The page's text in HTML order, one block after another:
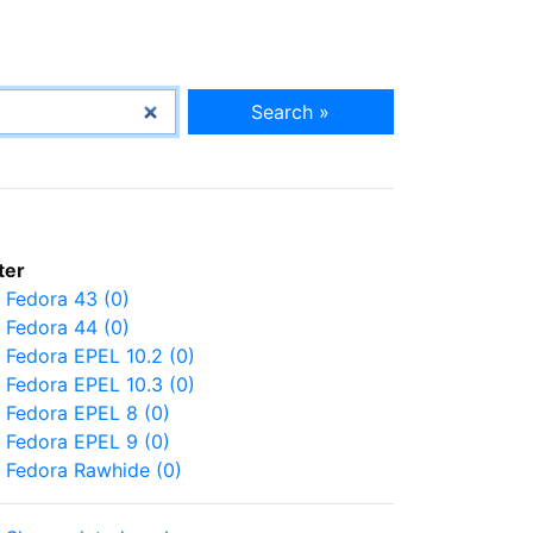
Search »
Fedora 43 (0)
Fedora 44 (0)
Fedora EPEL 10.2 (0)
Fedora EPEL 10.3 (0)
Fedora EPEL 8 (0)
Fedora EPEL 9 (0)
Fedora Rawhide (0)